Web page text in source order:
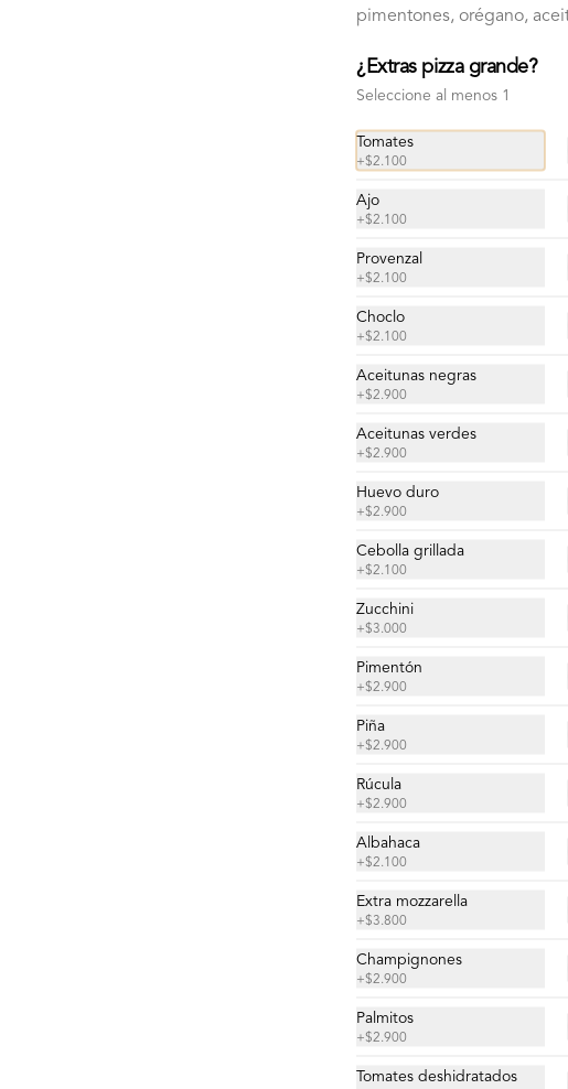
pimentones, orégano,
¿Extras pizza grande?
Seleccione al menos 1
Tomates
+$2.100
Ajo
+$2.100
Provenzal
+$2.100
Choclo
+$2.100
Aceitunas negras
+$2.900
Aceitunas verdes
+$2.900
Huevo duro
+$2.900
Cebolla grillada
+$2.100
Zucchini
+$3.000
Pimentón
+$2.900
Piña
+$2.900
Rúcula
+$2.900
Albahaca
+$2.100
Extra mozzarella
+$3.800
Champignones
+$2.900
Palmitos
+$2.900
Tomates deshidratados